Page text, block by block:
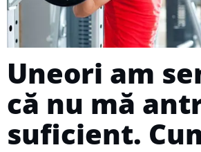
Uneori am
că nu mă
suficient.